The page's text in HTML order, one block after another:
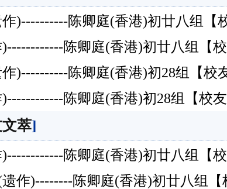
)----------陈卿庭(香港)初廿八组【
陈卿庭(香港)初廿八组【校
)----------陈卿庭(香港)初28组【校
陈卿庭(香港)初28组【校友
萃]
陈卿庭(香港)初廿八组【校
作)--------陈卿庭(香港)初廿八组【